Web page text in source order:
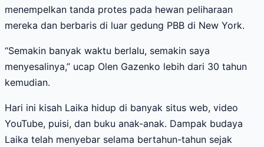
menempelkan tanda protes pada hewan peliharaan
mereka dan berbaris di luar gedung PBB di New York.
“Semakin banyak waktu berlalu, semakin saya
menyesalinya,” ucap Olen Gazenko lebih dari 30 tahun
kemudian.
Hari ini kisah Laika hidup di banyak situs web, video
YouTube, puisi, dan buku anak-anak. Dampak budaya
Laika telah menyebar selama bertahun-tahun sejak